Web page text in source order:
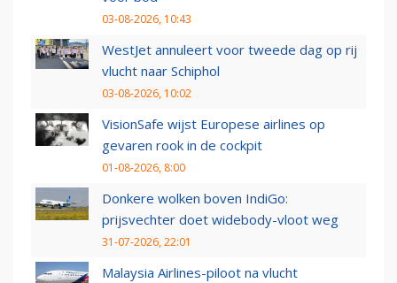
03-08-2026, 10:43
WestJet annuleert voor tweede dag op rij
vlucht naar Schiphol
03-08-2026, 10:02
VisionSafe wijst Europese airlines op
gevaren rook in de cockpit
01-08-2026, 8:00
Donkere wolken boven IndiGo:
prijsvechter doet widebody-vloot weg
31-07-2026, 22:01
Malaysia Airlines-piloot na vlucht